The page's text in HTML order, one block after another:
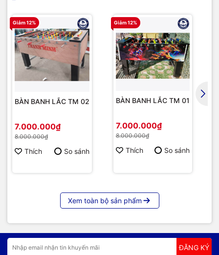
Giảm 12%
BÀN BANH LẮC TM 02
7.000.000₫
8.000.000₫
Thích So sánh
Giảm 12%
BÀN BANH LẮC TM 01
7.000.000₫
8.000.000₫
Thích So sánh
Xem toàn bộ sản phẩm
ĐĂNG KÝ